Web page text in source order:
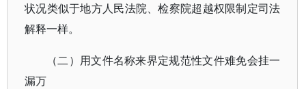
状况类似于地方人民法院、检察院超越权限制定司法
解释一样。
（二）用文件名称来界定规范性文件难免会挂一
漏万